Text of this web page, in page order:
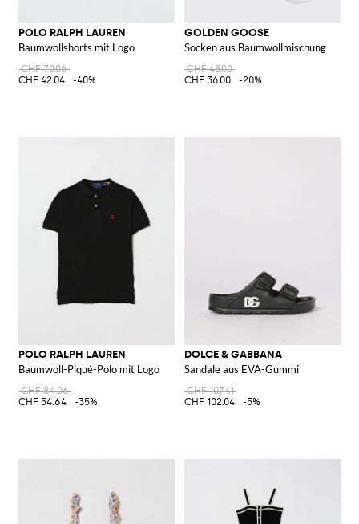
POLO RALPH LAUREN
Baumwollshorts mit Logo
CHF 70.06
CHF 42.04
-40%
GOLDEN GOOSE
Socken aus Baumwollmischung
CHF 45.00
CHF 36.00
-20%
POLO RALPH LAUREN
Baumwoll-Piqué-Polo mit Logo
CHF 84.06
CHF 54.64
-35%
DOLCE & GABBANA
Sandale aus EVA-Gummi
CHF 107.41
CHF 102.04
-5%